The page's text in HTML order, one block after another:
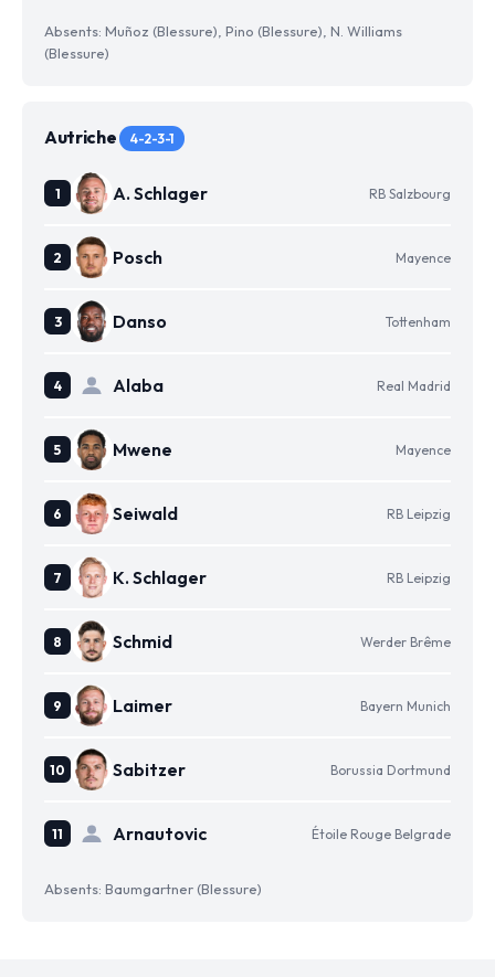
Absents: Muñoz (Blessure), Pino (Blessure), N. Williams
(Blessure)
Autriche 4-2-3-1
A. Schlager RB Salzbourg
Posch Mayence
Danso Tottenham
Alaba Real Madrid
Mwene Mayence
Seiwald RB Leipzig
K. Schlager RB Leipzig
Schmid Werder Brême
Laimer Bayern Munich
Sabitzer Borussia Dortmund
Arnautovic Étoile Rouge Belgrade
Absents: Baumgartner (Blessure)